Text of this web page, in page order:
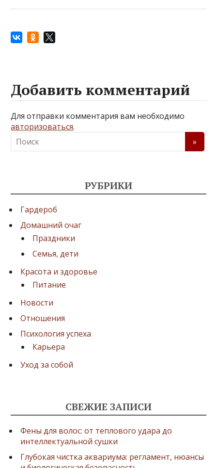
Добавить комментарий
Для отправки комментария вам необходимо
авторизоваться.
РУБРИКИ
Гардероб
Домашний очаг
Праздники
Семья, дети
Красота и здоровье
Питание
Новости
Отношения
Психология успеха
Карьера
Уход за собой
СВЕЖИЕ ЗАПИСИ
Фены для волос: от теплового удара до
интеллектуальной сушки
Глубокая чистка аквариума: регламент, нюансы